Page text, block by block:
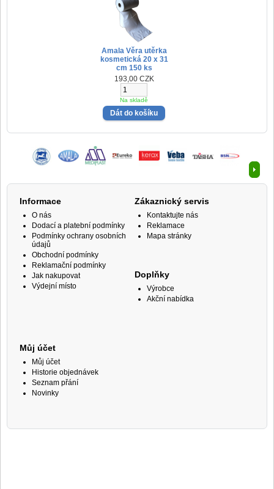
Amala Věra utěrka
kosmetická 20 x 31
cm 150 ks
193,00 CZK
Na skladě
Informace
O nás
Dodací a platební podmínky
Podmínky ochrany osobních
údajů
Obchodní podmínky
Reklamační podmínky
Jak nakupovat
Výdejní místo
Zákaznický servis
Kontaktujte nás
Reklamace
Mapa stránky
Doplňky
Výrobce
Akční nabídka
Můj účet
Můj účet
Historie objednávek
Seznam přání
Novinky